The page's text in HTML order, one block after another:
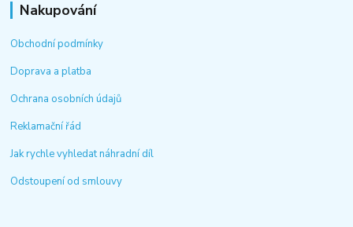
Nakupování
Obchodní podmínky
Doprava a platba
Ochrana osobních údajů
Reklamační řád
Jak rychle vyhledat náhradní díl
Odstoupení od smlouvy